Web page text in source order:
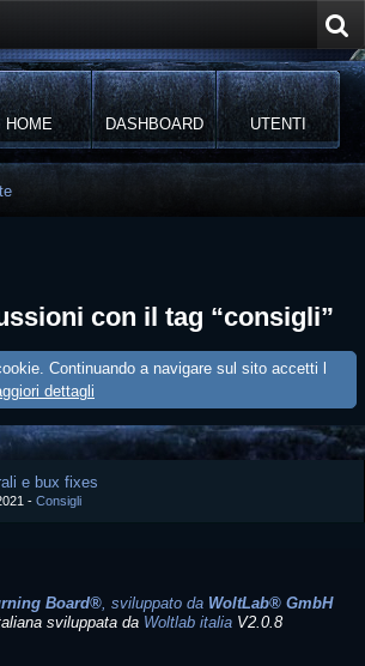
HOME DASHBOARD UTENTI
con il tag “consigli”
Continuando a navigare sul sito accetti l
dettagli
e bux fixes
Consigli
Board®, sviluppato da WoltLab® GmbH
sviluppata da Woltlab italiaV2.0.8